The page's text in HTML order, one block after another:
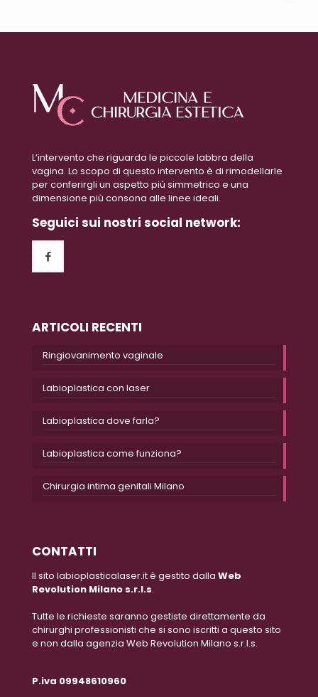
L’intervento che riguarda le piccole labbra della
vagina. Lo scopo di questo intervento è di rimodellarle
per conferirgli un aspetto più simmetrico e una
dimensione più consona alle linee ideali.
Seguici sui nostri social network:
ARTICOLI RECENTI
Ringiovanimento vaginale
Labioplastica con laser
Labioplastica dove farla?
Labioplastica come funziona?
Chirurgia intima genitali Milano
CONTATTI
Il sito labioplasticalaser.it è gestito dalla Web
Revolution Milano s.r.l.s.
Tutte le richieste saranno gestiste direttamente da
chirurghi professionisti che si sono iscritti a questo sito
e non dalla agenzia Web Revolution Milano s.r.l.s.
P.iva 09948610960